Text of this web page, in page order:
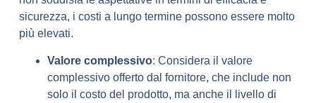
sicurezza, i costi a lungo termine possono essere molto
più elevati.
Valore complessivo: Considera il valore
complessivo offerto dal fornitore, che include non
solo il costo del prodotto, ma anche il livello di